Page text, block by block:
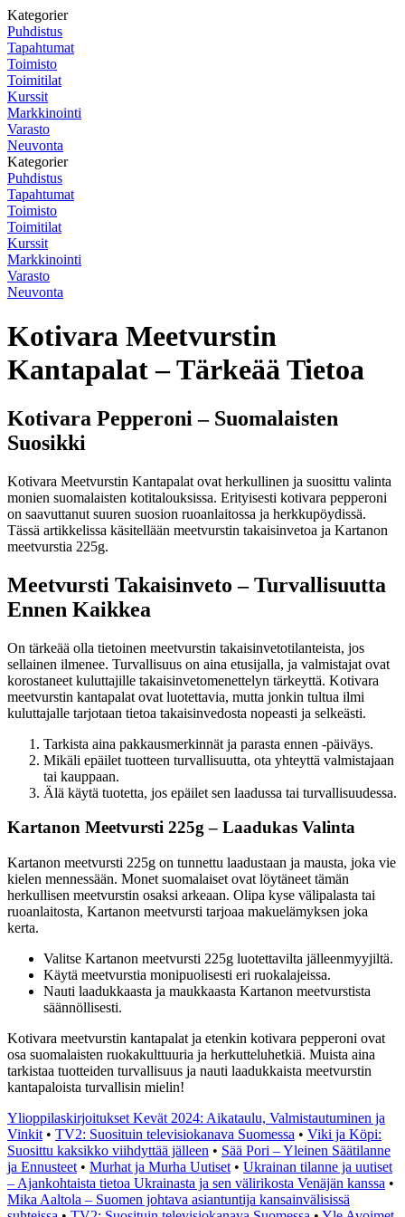
Kategorier
Puhdistus
Tapahtumat
Toimisto
Toimitilat
Kurssit
Markkinointi
Varasto
Neuvonta
Kategorier
Puhdistus
Tapahtumat
Toimisto
Toimitilat
Kurssit
Markkinointi
Varasto
Neuvonta
Kotivara Meetvurstin
Kantapalat – Tärkeää Tietoa
Kotivara Pepperoni – Suomalaisten
Suosikki
Kotivara Meetvurstin Kantapalat ovat herkullinen ja suosittu valinta
monien suomalaisten kotitalouksissa. Erityisesti kotivara pepperoni
on saavuttanut suuren suosion ruoanlaitossa ja herkkupöydissä.
Tässä artikkelissa käsitellään meetvurstin takaisinvetoa ja Kartanon
meetvurstia 225g.
Meetvursti Takaisinveto – Turvallisuutta
Ennen Kaikkea
On tärkeää olla tietoinen meetvurstin takaisinvetotilanteista, jos
sellainen ilmenee. Turvallisuus on aina etusijalla, ja valmistajat ovat
korostaneet kuluttajille takaisinvetomenettelyn tärkeyttä. Kotivara
meetvurstin kantapalat ovat luotettavia, mutta jonkin tultua ilmi
kuluttajalle tarjotaan tietoa takaisinvedosta nopeasti ja selkeästi.
Tarkista aina pakkausmerkinnät ja parasta ennen -päiväys.
Mikäli epäilet tuotteen turvallisuutta, ota yhteyttä valmistajaan
tai kauppaan.
Älä käytä tuotetta, jos epäilet sen laadussa tai turvallisuudessa.
Kartanon Meetvursti 225g – Laadukas Valinta
Kartanon meetvursti 225g on tunnettu laadustaan ja mausta, joka vie
kielen mennessään. Monet suomalaiset ovat löytäneet tämän
herkullisen meetvurstin osaksi arkeaan. Olipa kyse välipalasta tai
ruoanlaitosta, Kartanon meetvursti tarjoaa makuelämyksen joka
kerta.
Valitse Kartanon meetvursti 225g luotettavilta jälleenmyyjiltä.
Käytä meetvurstia monipuolisesti eri ruokalajeissa.
Nauti laadukkaasta ja maukkaasta Kartanon meetvurstista
säännöllisesti.
Kotivara meetvurstin kantapalat ja etenkin kotivara pepperoni ovat
osa suomalaisten ruokakulttuuria ja herkutteluhetkiä. Muista aina
tarkistaa tuotteiden turvallisuus ja nauti laadukkaista meetvurstin
kantapaloista turvallisin mielin!
Ylioppilaskirjoitukset Kevät 2024: Aikataulu, Valmistautuminen ja
Vinkit • TV2: Suosituin televisiokanava Suomessa • Viki ja Köpi:
Suosittu kaksikko viihdyttää jälleen • Sää Pori – Yleinen Säätilanne
ja Ennusteet • Murhat ja Murha Uutiset • Ukrainan tilanne ja uutiset
– Ajankohtaista tietoa Ukrainasta ja sen välirikosta Venäjän kanssa •
Mika Aaltola – Suomen johtava asiantuntija kansainvälisissä